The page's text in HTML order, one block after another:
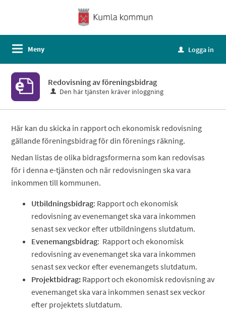
Meny u Logga in
Redovisning av föreningsbidrag
Den här tjänsten kräver inloggning
Här kan du skicka in rapport och ekonomisk redovisning
gällande föreningsbidrag för din förenings räkning.
Nedan listas de olika bidragsformerna som kan redovisas
för i denna e-tjänsten och när redovisningen ska vara
inkommen till kommunen.
Utbildningsbidrag: Rapport och ekonomisk
redovisning av evenemanget ska vara inkommen
senast sex veckor efter utbildningens slutdatum.
Evenemangsbidrag: Rapport och ekonomisk
redovisning av evenemanget ska vara inkommen
senast sex veckor efter evenemangets slutdatum.
Projektbidrag: Rapport och ekonomisk redovisning av
evenemanget ska vara inkommen senast sex veckor
efter projektets slutdatum.